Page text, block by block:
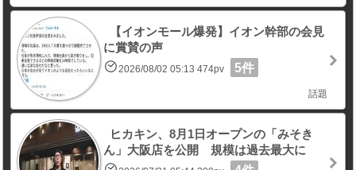
【イオンモール爆発】イオン幹部の会見
に賞賛の声
2026/08/02 05:13 474pv 5件
話題
ヒカキン、8月1日オープンの「みそき
ん」大阪店を公開 規模は過去最大に